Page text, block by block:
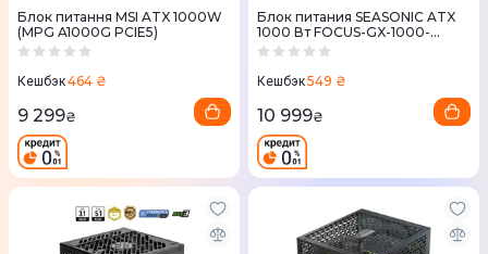
Блок питання MSI ATX 1000W
(MPG A1000G PCIE5)
Кешбэк464 ₴
9 299₴
Блок питания SEASONIC ATX
1000 Вт FOCUS-GX-1000-
ATX31
Кешбэк549 ₴
10 999₴